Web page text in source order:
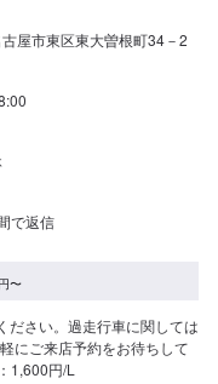
屋市東区東大曽根町34－2
で返信
円〜
ださい。過走行車に関しては
にご来店予約をお待ちして
1,600円/L